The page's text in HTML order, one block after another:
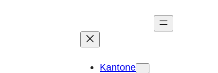
Kantone